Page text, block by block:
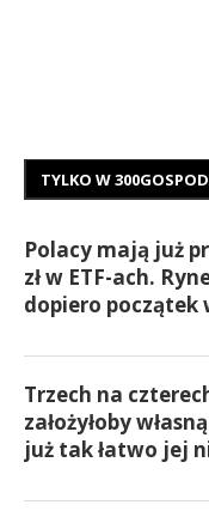
TYLKO W
Polacy mają już
zł w ETF-ach.
dopiero początek
Trzech na
założyłoby
już tak łatwo jej